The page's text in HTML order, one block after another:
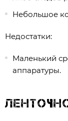
Небольшое
Недостатки:
Маленький
аппаратуры.